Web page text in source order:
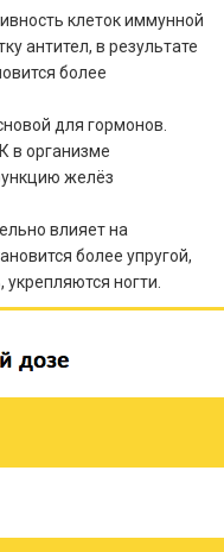
клеток иммунной
антител, в результате
более
для гормонов.
в организме
желёз
влияет на
более упругой,
ногти.